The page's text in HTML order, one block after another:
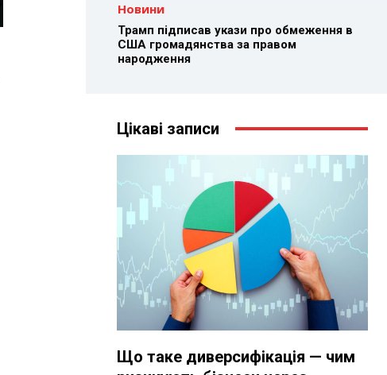
Новини
Трамп підписав укази про обмеження в
США громадянства за правом
народження
Цікаві записи
Що таке диверсифікація — чим